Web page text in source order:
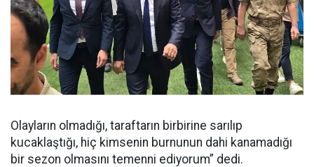
Olayların olmadığı, taraftarın birbirine sarılıp
kucaklaştığı, hiç kimsenin burnunun dahi kanamadığı
bir sezon olmasını temenni ediyorum” dedi.